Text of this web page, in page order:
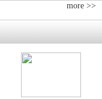
more >>